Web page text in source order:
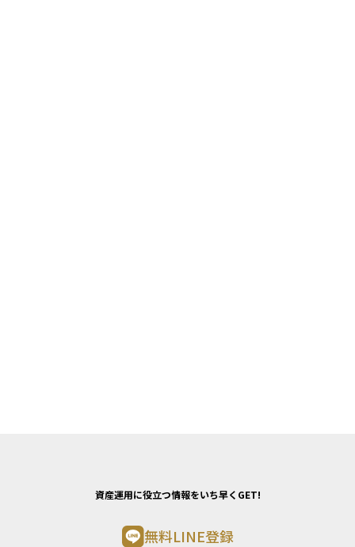
資産運用に役立つ情報をいち早くGET!
無料LINE登録